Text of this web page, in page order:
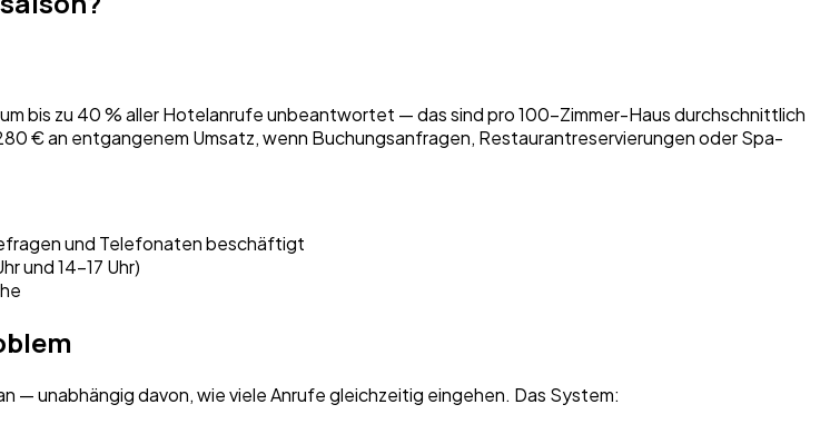
bis zu 40 % aller Hotelanrufe unbeantwortet — das sind pro 100-Zimmer-Haus durchschnittlich
€ an entgangenem Umsatz, wenn Buchungsanfragen, Restaurantreservierungen oder Spa-
und Telefonaten beschäftigt
und 14–17 Uhr)
— unabhängig davon, wie viele Anrufe gleichzeitig eingehen. Das System: